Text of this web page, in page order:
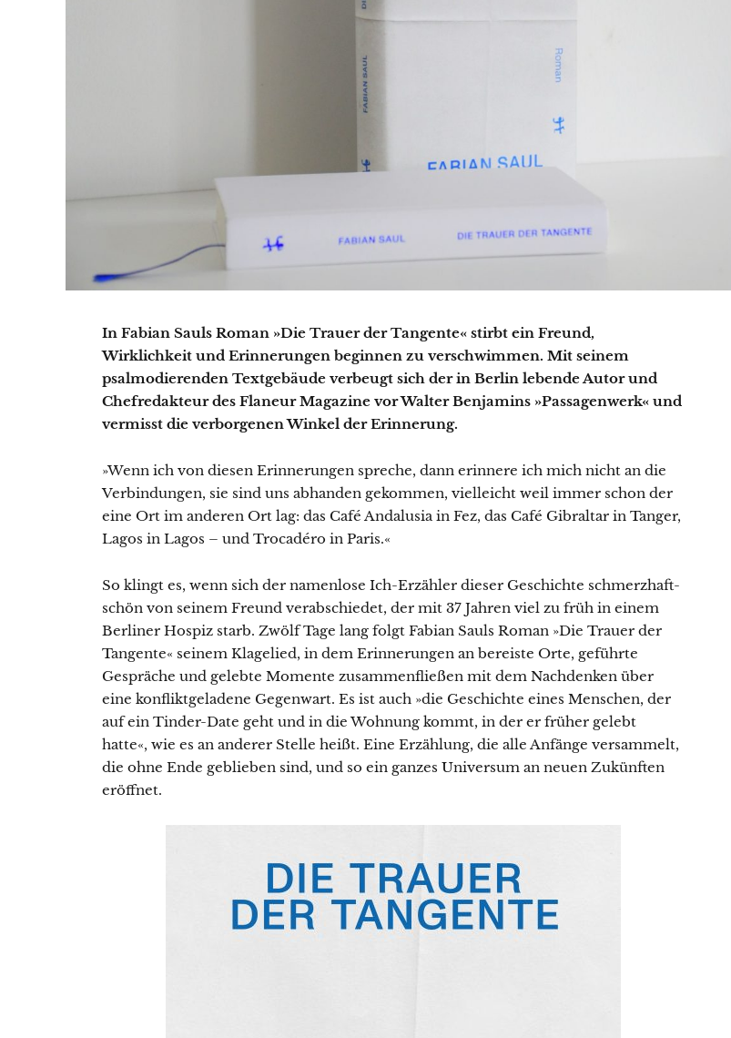
In Fabian Sauls Roman »Die Trauer der Tangente« stirbt ein Freund,
Wirklichkeit und Erinnerungen beginnen zu verschwimmen. Mit seinem
psalmodierenden Textgebäude verbeugt sich der in Berlin lebende Autor und
Chefredakteur des Flaneur Magazine vor Walter Benjamins »Passagenwerk« und
vermisst die verborgenen Winkel der Erinnerung.
»Wenn ich von diesen Erinnerungen spreche, dann erinnere ich mich nicht an die
Verbindungen, sie sind uns abhanden gekommen, vielleicht weil immer schon der
eine Ort im anderen Ort lag: das Café Andalusia in Fez, das Café Gibraltar in Tanger,
Lagos in Lagos – und Trocadéro in Paris.«
So klingt es, wenn sich der namenlose Ich-Erzähler dieser Geschichte schmerzhaft-
schön von seinem Freund verabschiedet, der mit 37 Jahren viel zu früh in einem
Berliner Hospiz starb. Zwölf Tage lang folgt Fabian Sauls Roman »Die Trauer der
Tangente« seinem Klagelied, in dem Erinnerungen an bereiste Orte, geführte
Gespräche und gelebte Momente zusammenfließen mit dem Nachdenken über
eine konfliktgeladene Gegenwart. Es ist auch »die Geschichte eines Menschen, der
auf ein Tinder-Date geht und in die Wohnung kommt, in der er früher gelebt
hatte«, wie es an anderer Stelle heißt. Eine Erzählung, die alle Anfänge versammelt,
die ohne Ende geblieben sind, und so ein ganzes Universum an neuen Zukünften
eröffnet.